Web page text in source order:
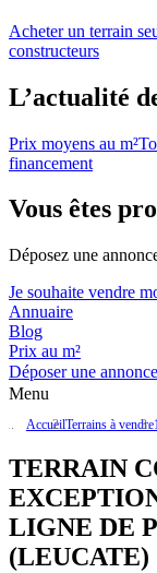
Acheter un terrain
constructeurs
L’actualité
Prix moyens au m²
financement
Vous êtes
Déposez une
Je souhaite vendre
Annuaire
Blog
Prix au m²
Déposer une annonce
Menu
AccueilTerrains à vendre
TERRAIN
LIGNE DE
(LEUCATE)